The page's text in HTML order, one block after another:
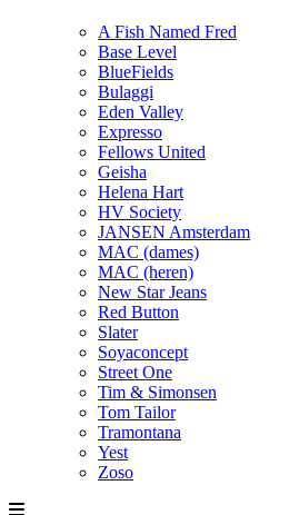
A Fish Named Fred
Base Level
BlueFields
Bulaggi
Eden Valley
Expresso
Fellows United
Geisha
Helena Hart
HV Society
JANSEN Amsterdam
MAC (dames)
MAC (heren)
New Star Jeans
Red Button
Slater
Soyaconcept
Street One
Tim & Simonsen
Tom Tailor
Tramontana
Yest
Zoso